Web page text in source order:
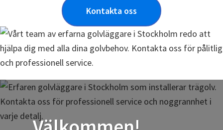
Kontakta oss